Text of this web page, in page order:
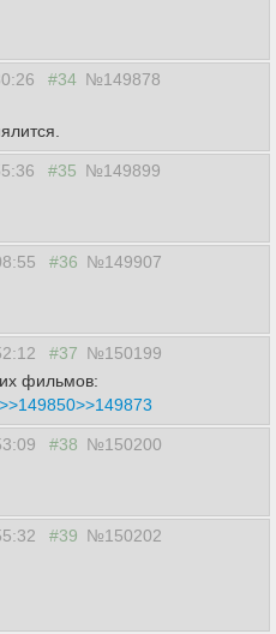
#34 №149878
#35 №149899
#36 №149907
#37 №150199
фильмов:
>>149850>>149873
#38 №150200
#39 №150202